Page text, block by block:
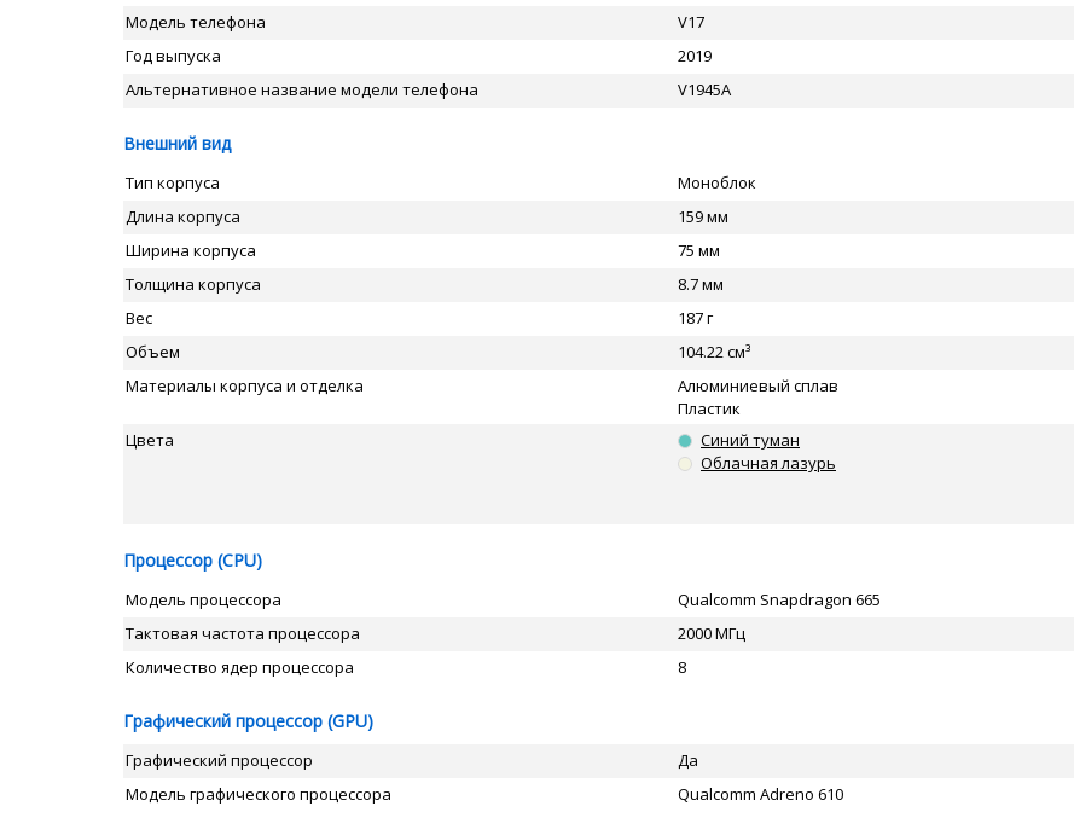
Модель телефона
V17
Год выпуска
2019
Альтернативное название модели телефона
V1945A
Внешний вид
Тип корпуса Моноблок
Длина корпуса
159 мм
Ширина корпуса
75 мм
Толщина корпуса
8.7 мм
Вес
187 г
Объем
104.22 см³
Материалы корпуса и отделка
Алюминиевый сплав
Пластик
Цвета
Синий туман
Облачная лазурь
Процессор (CPU)
Модель процессора Qualcomm Snapdragon 665
Тактовая частота процессора
2000 МГц
Количество ядер процессора
8
Графический процессор (GPU)
Графический процессор Да
Модель графического процессора
Qualcomm Adreno 610